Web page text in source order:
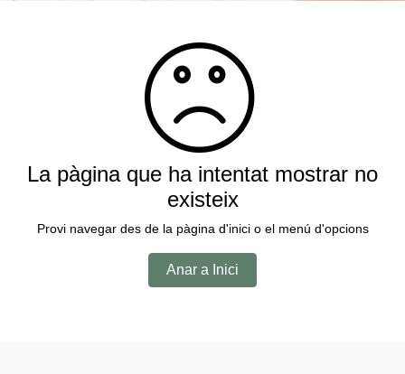
La pàgina que ha intentat mostrar no
existeix
Provi navegar des de la pàgina d'inici o el menú d'opcions
Anar a Inici